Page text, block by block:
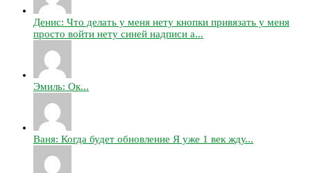
Денис: Что делать у меня нету кнопки привязать у меня
просто войти нету синей надписи а...
Эмиль: Ок...
Ваня: Когда будет обновление Я уже 1 век жду...